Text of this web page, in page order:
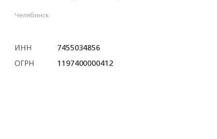
Челябинск
ИНН
7455034856
ОГРН
1197400000412